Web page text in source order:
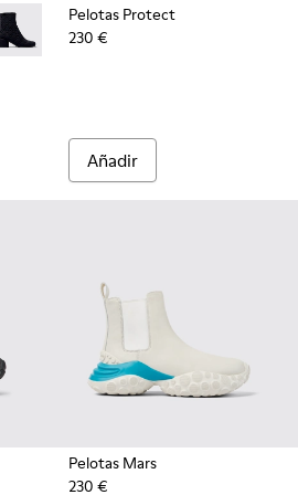
multicolores de lana reciclada
- Botas multicolores de lana
002
- K400713-001
Pelotas Protect
230 €
Añadir
Pelotas Mars
230 €